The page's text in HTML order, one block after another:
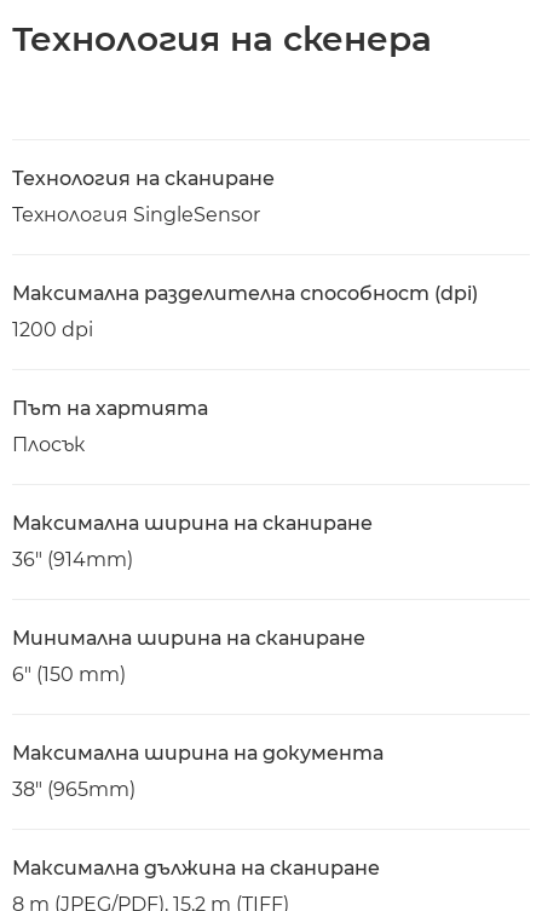
Технология на скенера
Технология на сканиране
Технология SingleSensor
Максимална разделителна способност (dpi)
1200 dpi
Път на хартията
Плосък
Максимална ширина на сканиране
36" (914mm)
Минимална ширина на сканиране
6" (150 mm)
Максимална ширина на документа
38" (965mm)
Максимална дължина на сканиране
8 m (JPEG/PDF), 15,2 m (TIFF)